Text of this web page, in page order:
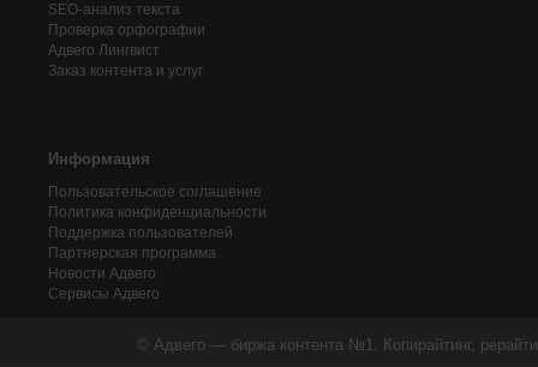
SEO-анализ текста
Проверка орфографии
Адвего Лингвист
Заказ контента и услуг
Информация
Пользовательское соглашение
Политика конфиденциальности
Поддержка пользователей
Партнерская программа
Новости Адвего
Сервисы Адвего
© Адвего — биржа контента №1. Копирайтинг,